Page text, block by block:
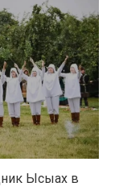
Ысыах в